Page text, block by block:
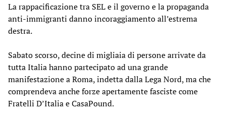
La rappacificazione tra SEL e il governo e la propaganda
anti-immigranti danno incoraggiamento all’estrema
destra.
Sabato scorso, decine di migliaia di persone arrivate da
tutta Italia hanno partecipato ad una grande
manifestazione a Roma, indetta dalla Lega Nord, ma che
comprendeva anche forze apertamente fasciste come
Fratelli D’Italia e CasaPound.